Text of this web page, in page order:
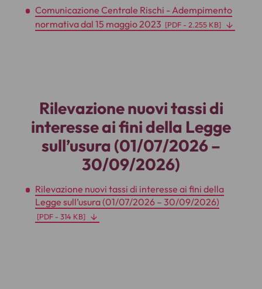
Comunicazione Centrale Rischi - Adempimento
normativa dal 15 maggio 2023 [PDF - 2.255 KB]
Rilevazione nuovi tassi di
interesse ai fini della Legge
sull’usura (01/07/2026 –
30/09/2026)
Rilevazione nuovi tassi di interesse ai fini della
Legge sull’usura (01/07/2026 – 30/09/2026)
[PDF - 314 KB]